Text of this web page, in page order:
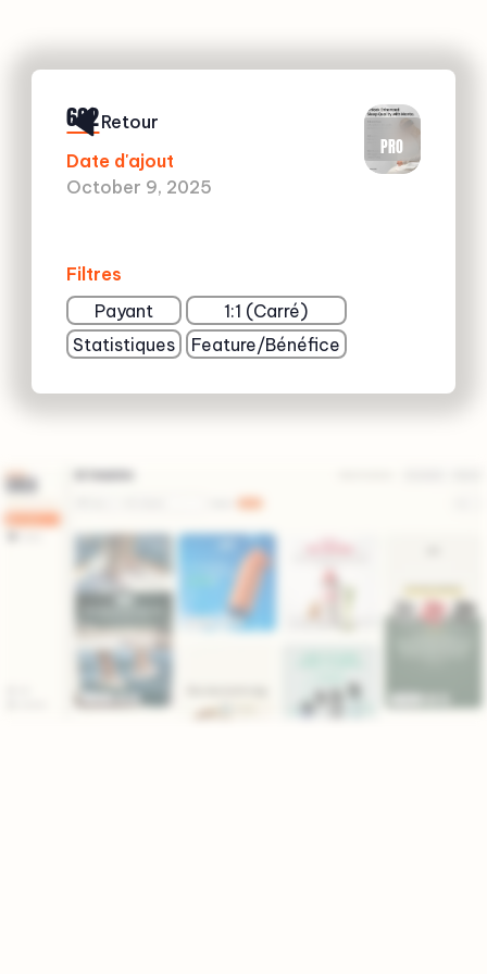
662
Date d'ajout
October 9, 2025
Filtres
Payant
1:1 (Carré)
Statistiques
Feature/Bénéfice
PRO
Retour